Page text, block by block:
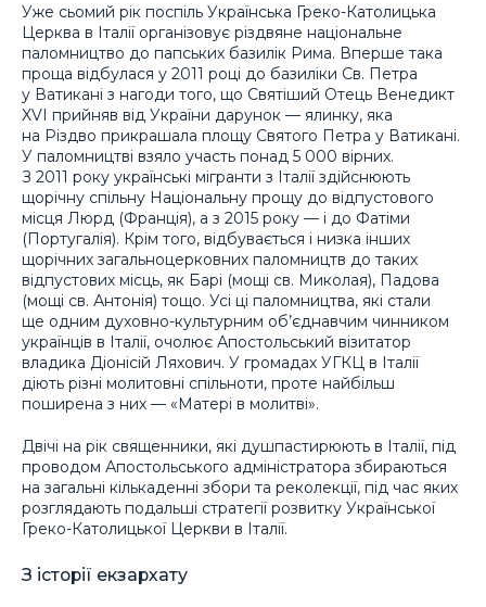
Уже сьомий рік поспіль Українська Греко-Католицька
Церква в Італії організовує різдвяне національне
паломництво до папських базилік Рима. Вперше така
проща відбулася у 2011 році до базиліки Св. Петра
у Ватикані з нагоди того, що Святіший Отець Венедикт
XVI прийняв від України дарунок — ялинку, яка
на Різдво прикрашала площу Святого Петра у Ватикані.
У паломництві взяло участь понад 5 000 вірних.
З 2011 року українські мігранти з Італії здійснюють
щорічну спільну Національну прощу до відпустового
місця Люрд (Франція), а з 2015 року — і до Фатіми
(Португалія). Крім того, відбувається і низка інших
щорічних загальноцерковних паломництв до таких
відпустових місць, як Барі (мощі св. Миколая), Падова
(мощі св. Антонія) тощо. Усі ці паломництва, які стали
ще одним духовно-культурним об’єднавчим чинником
українців в Італії, очолює Апостольський візитатор
владика Діонісій Ляхович. У громадах УГКЦ в Італії
діють різні молитовні спільноти, проте найбільш
поширена з них — «Матері в молитві».
Двічі на рік священники, які душпастирюють в Італії, під
проводом Апостольського адміністратора збираються
на загальні кількаденні збори та реколекції, під час яких
розглядають подальші стратегії розвитку Української
Греко-Католицької Церкви в Італії.
З історії екзархату